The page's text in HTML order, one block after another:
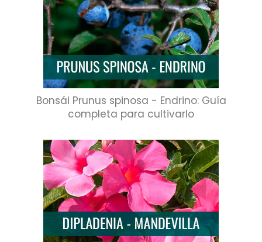
Bonsái Prunus spinosa - Endrino: Guía
completa para cultivarlo